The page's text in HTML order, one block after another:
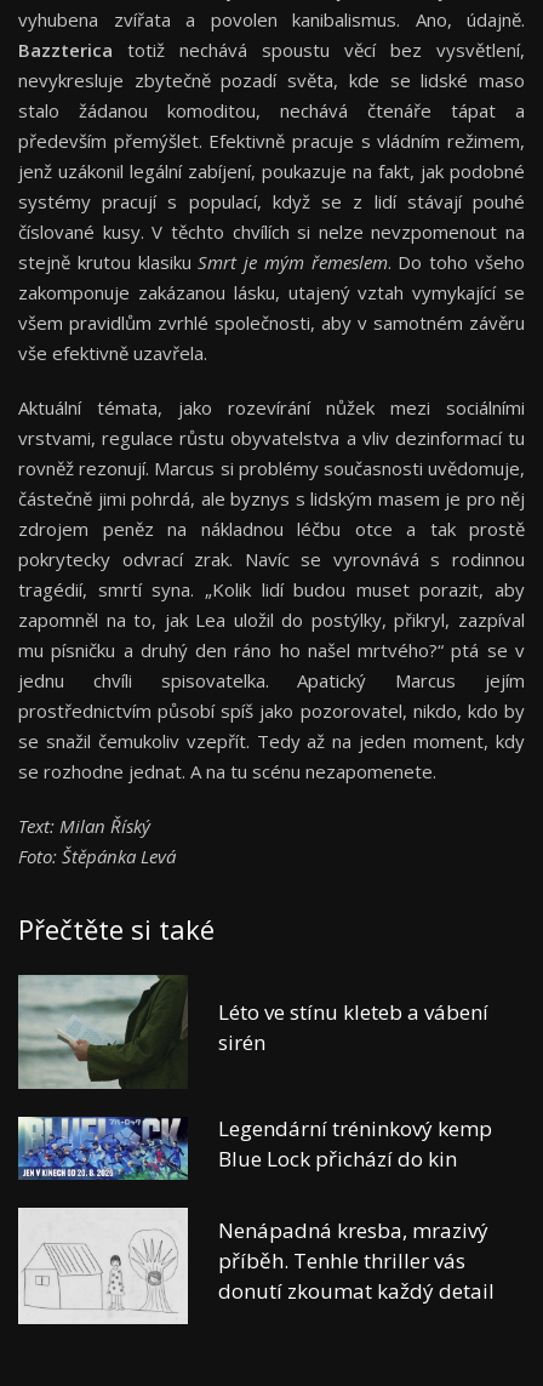
vyhubena zvířata a povolen kanibalismus. Ano, údajně.
Bazzterica totiž nechává spoustu věcí bez vysvětlení,
nevykresluje zbytečně pozadí světa, kde se lidské maso
stalo žádanou komoditou, nechává čtenáře tápat a
především přemýšlet. Efektivně pracuje s vládním režimem,
jenž uzákonil legální zabíjení, poukazuje na fakt, jak podobné
systémy pracují s populací, když se z lidí stávají pouhé
číslované kusy. V těchto chvílích si nelze nevzpomenout na
stejně krutou klasikuSmrt je mým řemeslem. Do toho všeho
zakomponuje zakázanou lásku, utajený vztah vymykající se
všem pravidlům zvrhlé společnosti, aby v samotném závěru
vše efektivně uzavřela.
Aktuální témata, jako rozevírání nůžek mezi sociálními
vrstvami, regulace růstu obyvatelstva a vliv dezinformací tu
rovněž rezonují. Marcus si problémy současnosti uvědomuje,
částečně jimi pohrdá, ale byznys s lidským masem je pro něj
zdrojem peněz na nákladnou léčbu otce a tak prostě
pokrytecky odvrací zrak. Navíc se vyrovnává s rodinnou
tragédií, smrtí syna. „Kolik lidí budou muset porazit, aby
zapomněl na to, jak Lea uložil do postýlky, přikryl, zazpíval
mu písničku a druhý den ráno ho našel mrtvého?“ ptá se v
jednu chvíli spisovatelka. Apatický Marcus jejím
prostřednictvím působí spíš jako pozorovatel, nikdo, kdo by
se snažil čemukoliv vzepřít. Tedy až na jeden moment, kdy
se rozhodne jednat. A na tu scénu nezapomenete.
Text: Milan Říský
Foto: Štěpánka Levá
Přečtěte si také
Léto ve stínu kleteb a vábení
sirén
Legendární tréninkový kemp
Blue Lock přichází do kin
Nenápadná kresba, mrazivý
příběh. Tenhle thriller vás
donutí zkoumat každý detail